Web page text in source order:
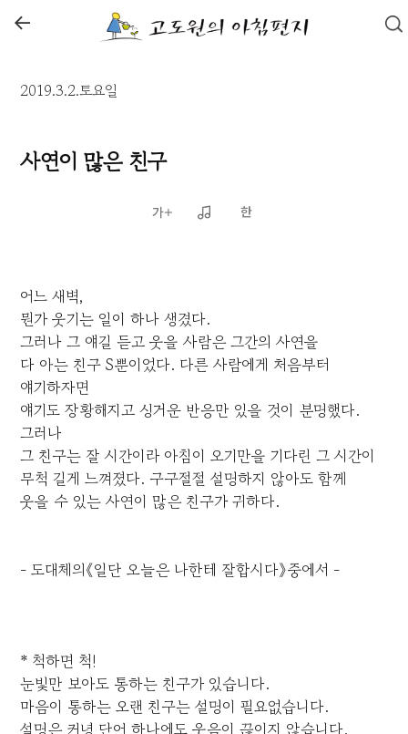
←
2019.3.2.토요일
사연이 많은 친구
어느 새벽,
뭔가 웃기는 일이 하나 생겼다.
그러나 그 얘길 듣고 웃을 사람은 그간의 사연을
다 아는 친구 S뿐이었다. 다른 사람에게 처음부터
얘기하자면
얘기도 장황해지고 싱거운 반응만 있을 것이 분명했다.
그러나
그 친구는 잘 시간이라 아침이 오기만을 기다린 그 시간이
무척 길게 느껴졌다. 구구절절 설명하지 않아도 함께
웃을 수 있는 사연이 많은 친구가 귀하다.
- 도대체의《일단 오늘은 나한테 잘합시다》중에서 -
* 척하면 척!
눈빛만 보아도 통하는 친구가 있습니다.
마음이 통하는 오랜 친구는 설명이 필요없습니다.
설명은 커녕 단어 하나에도 웃음이 끊이지 않습니다.